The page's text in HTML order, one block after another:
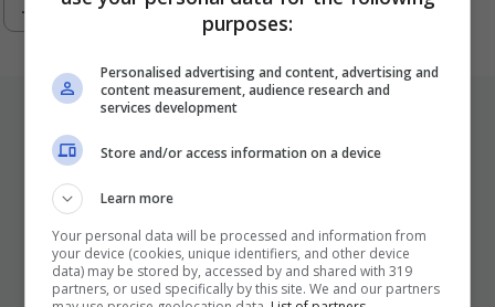
… 293 Next
ULTIMI ARTICOLI
purposes:
Personalised advertising and content, advertising and
content measurement, audience research and
services development
Store and/or access information on a device
Learn more
Your personal data will be processed and information from
your device (cookies, unique identifiers, and other device
data) may be stored by, accessed by and shared with 319
partners, or used specifically by this site. We and our partners